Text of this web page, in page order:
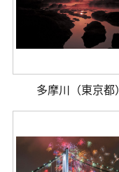
多摩川（東京都）